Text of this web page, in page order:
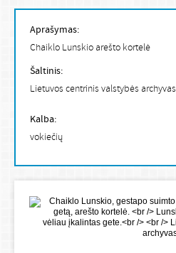
Aprašymas:
Chaiklo Lunskio arešto kortelė
Šaltinis:
Lietuvos centrinis valstybės archyvas
Kalba:
vokiečių